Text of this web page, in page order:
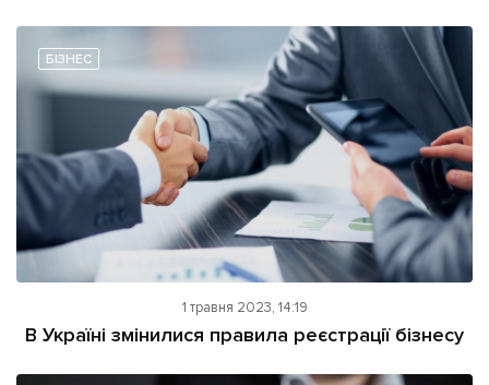
БІЗНЕС
1 травня 2023, 14:19
В Україні змінилися правила реєстрації бізнесу